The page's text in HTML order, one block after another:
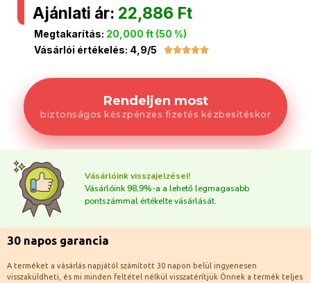
Ajánlati ár: 22,886 Ft
Megtakarítás: 20,000 ft (50 %)
Vásárlói értékelés: 4,9/5

Rendeljen most
biztonságos készpénzes fizetés kézbesítéskor
Vásárlóink visszajelzései!
Vásárlóink 98,9%-a a lehető legmagasabb
pontszámmal értékelte vásárlását.
30 napos garancia
A terméket a vásárlás napjától számított 30 napon belül ingyenesen
visszaküldheti, és mi minden feltétel nélkül visszatérítjük Önnek a termék teljes